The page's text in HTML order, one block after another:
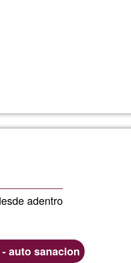
adentro
auto sanacion